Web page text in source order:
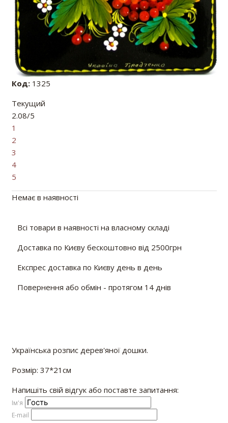
Код:1325
Текущий
2.08/5
1
2
3
4
5
Немає в наявності
Всі товари в наявності на власному складі
Доставка по Києву бескоштовно від 2500грн
Експрес доставка по Києву день в день
Повернення або обмін - протягом 14 днів
Українська розпис дерев'яної дошки.
Розмір: 37*21см
Напишіть свій відгук або поставте запитання:
Iм'я
E-mail